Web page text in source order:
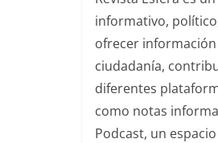
informativo,
ofrecer
ciudadanía,
diferentes
como notas
Podcast, un